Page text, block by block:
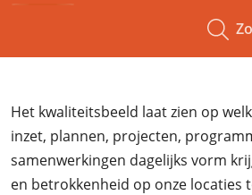
Het kwaliteitsbeeld laat zien op
inzet, plannen, projecten,
samenwerkingen dagelijks vorm
en betrokkenheid op onze locaties